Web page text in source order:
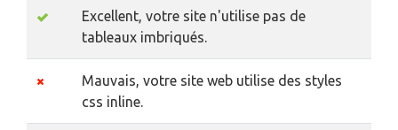
Excellent, votre site n'utilise pas de
tableaux imbriqués.
Mauvais, votre site web utilise des styles
css inline.